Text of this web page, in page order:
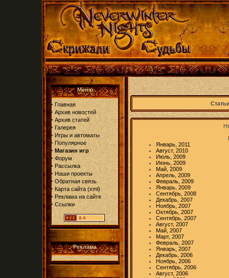
Меню
· Главная
· Архив новостей
· Архив статей
· Галерея
· Игры и автоматы
· Популярное
· Магазин игр
· Форум
· Рассылка
· Наши проекты
· Обратная связь
· Карта сайта(xml)
· Реклама на сайте
· Ссылки
Реклама
Январь, 2011
Август, 2010
Июль, 2009
Июнь, 2009
Май, 2009
Апрель, 2009
Февраль, 2009
Январь, 2009
Сентябрь, 2008
Декабрь, 2007
Ноябрь, 2007
Октябрь, 2007
Сентябрь, 2007
Август, 2007
Май, 2007
Март, 2007
Февраль, 2007
Январь, 2007
Декабрь, 2006
Ноябрь, 2006
Сентябрь, 2006
Август, 2006